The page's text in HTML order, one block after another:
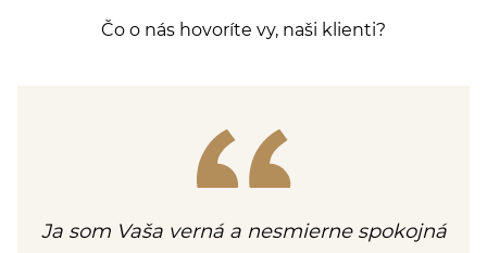
Čo o nás hovoríte vy, naši klienti?
Ja som Vaša verná a nesmierne spokojná